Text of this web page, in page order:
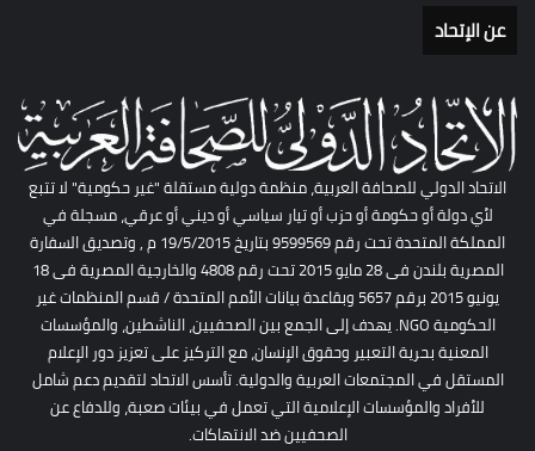
عن الإتحاد
الاتحاد الدولي للصحافة العربية، منظمة دولية مستقلة "غير حكومية" لا تتبع
لأي دولة أو حكومة أو حزب أو تيار سياسي أو ديني أو عرقي، مسجلة في
المملكة المتحدة تحت رقم 9599569 بتاريخ 19/5/2015 م , وتصديق السفارة
المصرية بلندن فى 28 مايو 2015 تحت رقم 4808 والخارجية المصرية فى 18
يونيو 2015 برقم 5657 وبقاعدة بيانات الأمم المتحدة / قسم المنظمات غير
الحكومية NGO. يهدف إلى الجمع بين الصحفيين، الناشطين، والمؤسسات
المعنية بحرية التعبير وحقوق الإنسان، مع التركيز على تعزيز دور الإعلام
المستقل في المجتمعات العربية والدولية. تأسس الاتحاد لتقديم دعم شامل
للأفراد والمؤسسات الإعلامية التي تعمل في بيئات صعبة، وللدفاع عن
الصحفيين ضد الانتهاكات.